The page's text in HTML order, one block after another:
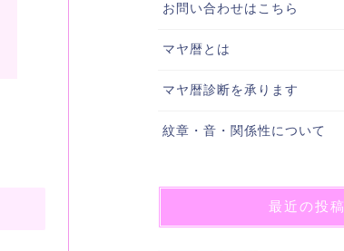
お問い合わせはこちら
マヤ暦とは
マヤ暦診断を承ります
紋章・音・関係性について
最近の投稿